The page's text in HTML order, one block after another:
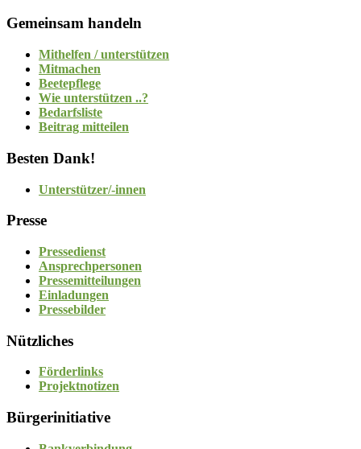
Gemeinsam handeln
Mithelfen / unterstützen
Mitmachen
Beetepflege
Wie unterstützen ..?
Bedarfsliste
Beitrag mitteilen
Besten Dank!
Unterstützer/-innen
Presse
Pressedienst
Ansprechpersonen
Pressemitteilungen
Einladungen
Pressebilder
Nützliches
Förderlinks
Projektnotizen
Bürgerinitiative